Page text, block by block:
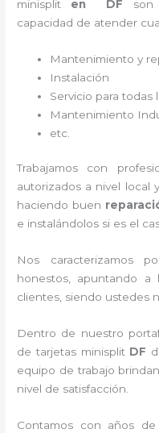
minisplit en DF
son
capacidad de atender
Mantenimiento y
Instalación
Servicio para todas
Mantenimiento
etc.
Trabajamos con
autorizados a nivel local
haciendo buen
e instalándolos si es el
Nos caracterizamos
honestos, apuntando a
clientes, siendo ustedes
Dentro de nuestro
de tarjetas minisplit DF
equipo de trabajo
nivel de satisfacción.
Contamos con años